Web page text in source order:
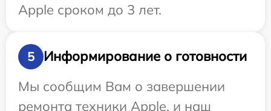
Apple сроком до 3 лет.
5
Информирование о готовности
Мы сообщим Вам о завершении
ремонта техники Apple, и наш